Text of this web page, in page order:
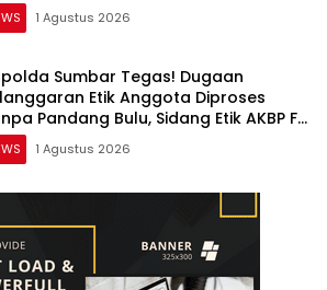
1 Agustus 2026
Sumbar Tegas! Dugaan
Etik Anggota Diproses
Pandang Bulu, Sidang Etik AKBP F
1 Agustus 2026